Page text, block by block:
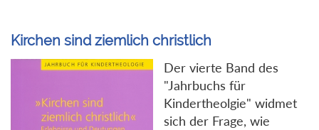
Kirchen sind ziemlich christlich
Der vierte Band des
"Jahrbuchs für
Kindertheolgie" widmet
sich der Frage, wie